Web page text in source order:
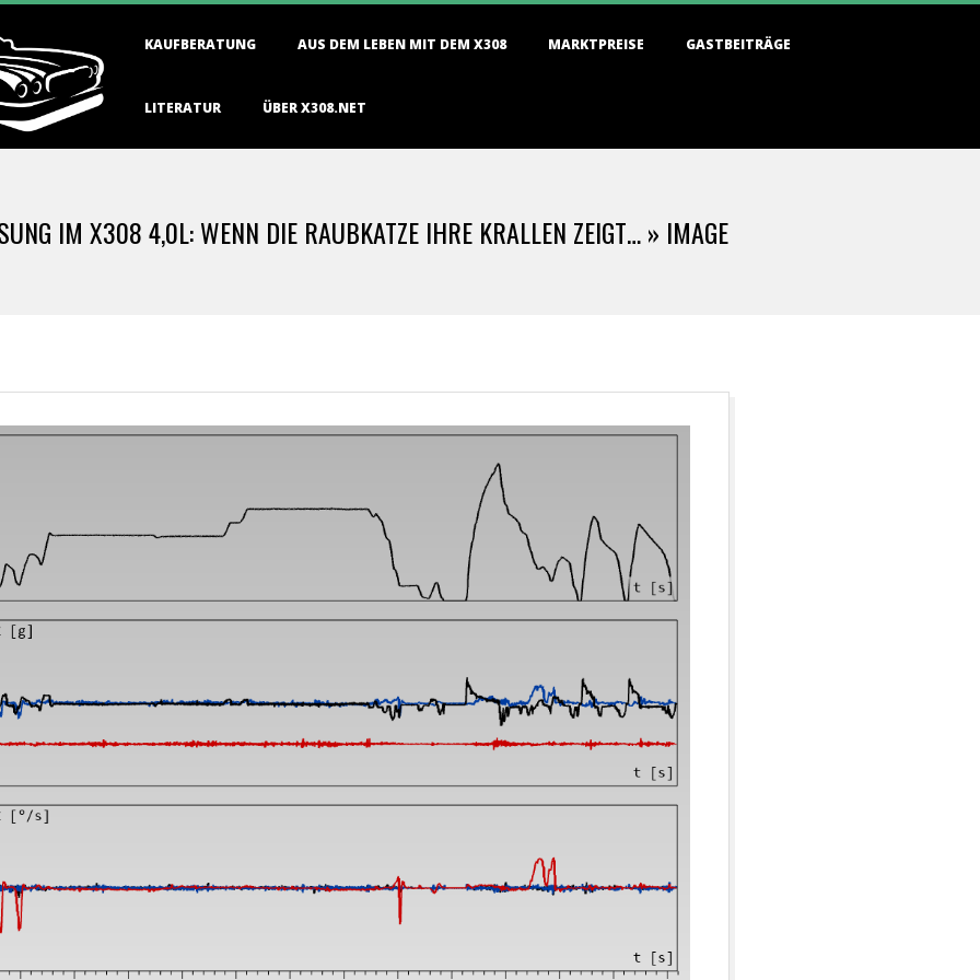
KAUFBERATUNG AUS DEM LEBEN MIT DEM X308 MARKTPREISE GASTBEITRÄGE
LITERATUR ÜBER X308.NET
IM X308 4,0L: WENN DIE RAUBKATZE IHRE KRALLEN ZEIGT… » IMAGE